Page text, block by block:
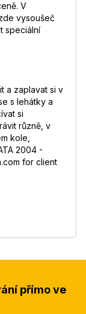
V
vysoušeč
speciální
a zaplavat si v
s lehátky a
si
různě, v
kole,
2004 -
for client
přímo ve